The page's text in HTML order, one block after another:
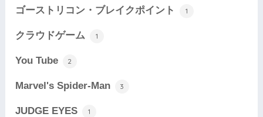
ゴーストリコン・ブレイクポイント 1
クラウドゲーム 1
You Tube 2
Marvel's Spider-Man 3
JUDGE EYES 1